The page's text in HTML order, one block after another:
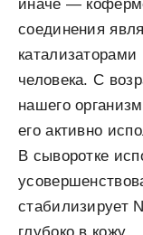
иначе —
соединения
человека. С
нашего
его активно
В сыворотке
стабилизирует